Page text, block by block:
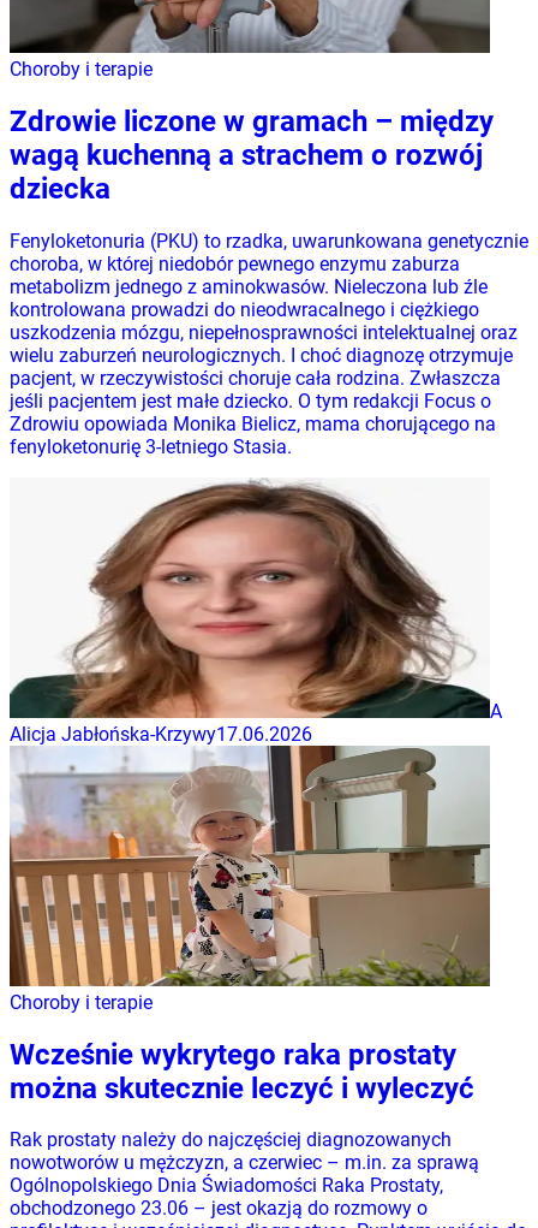
Choroby i terapie
Zdrowie liczone w gramach – między
wagą kuchenną a strachem o rozwój
dziecka
Fenyloketonuria (PKU) to rzadka, uwarunkowana genetycznie
choroba, w której niedobór pewnego enzymu zaburza
metabolizm jednego z aminokwasów. Nieleczona lub źle
kontrolowana prowadzi do nieodwracalnego i ciężkiego
uszkodzenia mózgu, niepełnosprawności intelektualnej oraz
wielu zaburzeń neurologicznych. I choć diagnozę otrzymuje
pacjent, w rzeczywistości choruje cała rodzina. Zwłaszcza
jeśli pacjentem jest małe dziecko. O tym redakcji Focus o
Zdrowiu opowiada Monika Bielicz, mama chorującego na
fenyloketonurię 3-letniego Stasia.
A
Alicja Jabłońska-Krzywy17.06.2026
Choroby i terapie
Wcześnie wykrytego raka prostaty
można skutecznie leczyć i wyleczyć
Rak prostaty należy do najczęściej diagnozowanych
nowotworów u mężczyzn, a czerwiec – m.in. za sprawą
Ogólnopolskiego Dnia Świadomości Raka Prostaty,
obchodzonego 23.06 – jest okazją do rozmowy o